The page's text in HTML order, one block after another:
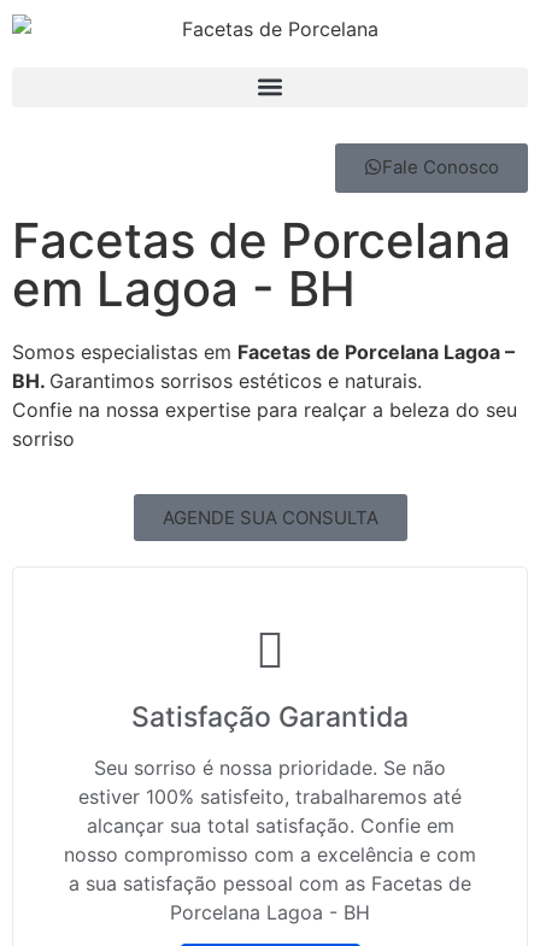
Fale Conosco
Facetas de Porcelana
em Lagoa - BH
Somos especialistas em Facetas de Porcelana Lagoa –
BH. Garantimos sorrisos estéticos e naturais.
Confie na nossa expertise para realçar a beleza do seu
sorriso
AGENDE SUA CONSULTA
Satisfação Garantida
Seu sorriso é nossa prioridade. Se não
estiver 100% satisfeito, trabalharemos até
alcançar sua total satisfação. Confie em
nosso compromisso com a excelência e com
a sua satisfação pessoal com as Facetas de
Porcelana Lagoa - BH